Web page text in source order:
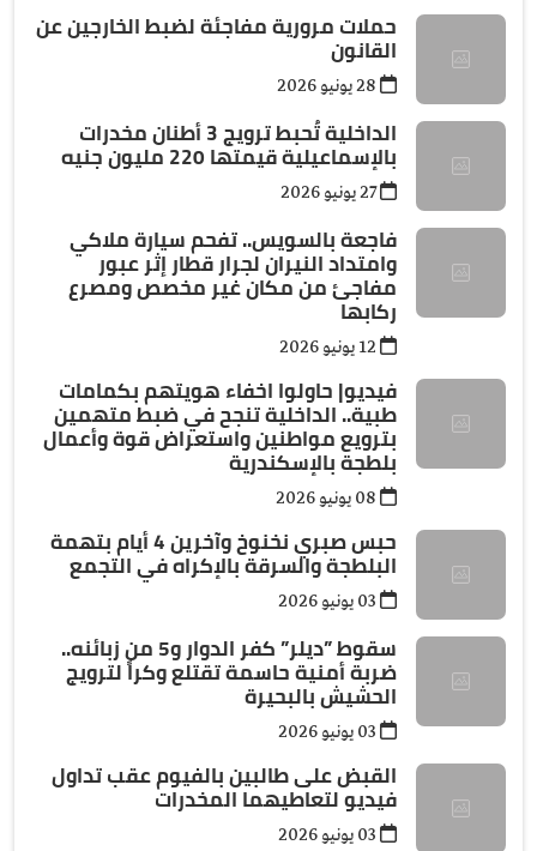
حملات مرورية مفاجئة لضبط الخارجين عن
القانون
الداخلية تُحبط ترويج 3 أطنان مخدرات
بالإسماعيلية قيمتها 220 مليون جنيه
27 يونيو 2026
فاجعة بالسويس.. تفحم سيارة ملاكي
وامتداد النيران لجرار قطار إثر عبور
مفاجئ من مكان غير مخصص ومصرع
ركابها
فيديو| حاولوا اخفاء هويتهم بكمامات
طبية.. الداخلية تنجح في ضبط متهمين
بترويع مواطنين واستعراض قوة وأعمال
بلطجة بالإسكندرية
حبس صبري نخنوخ وآخرين 4 أيام بتهمة
البلطجة والسرقة بالإكراه في التجمع
سقوط ”ديلر” كفر الدوار و5 من زبائنه..
ضربة أمنية حاسمة تقتلع وكراً لترويج
الحشيش بالبحيرة
القبض على طالبين بالفيوم عقب تداول
فيديو لتعاطيهما المخدرات